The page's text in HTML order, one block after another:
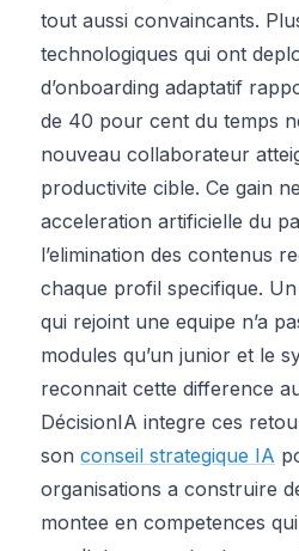
tout aussi convaincants.
technologiques qui ont
d’onboarding adaptatif
de 40 pour cent du temps
nouveau collaborateur
productivite cible. Ce gain
acceleration artificielle du
l’elimination des contenus
chaque profil specifique.
qui rejoint une equipe n’a
modules qu’un junior et le
reconnait cette difference
DécisionIA integre ces
son conseil strategique IA
organisations a construire
montee en competences